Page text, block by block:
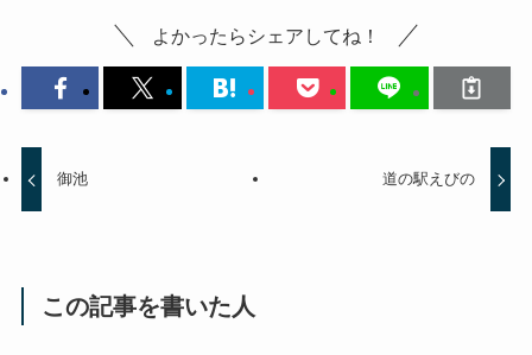
よかったらシェアしてね！
御池 道の駅えびの
この記事を書いた人